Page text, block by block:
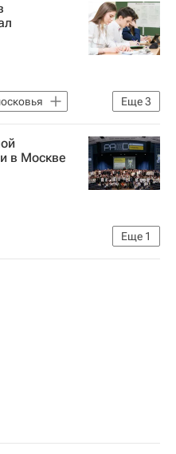
игры
Еще3
в Москве
Еще 1